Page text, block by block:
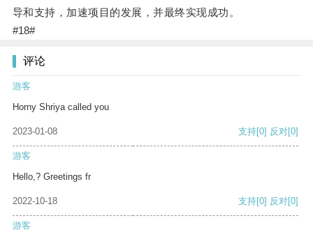
导和支持，加速项目的发展，并最终实现成功。
#18#
评论
游客
Horny Shriya called you
2023-01-08 支持[0] 反对[0]
游客
Hello,? Greetings fr
2022-10-18 支持[0] 反对[0]
游客